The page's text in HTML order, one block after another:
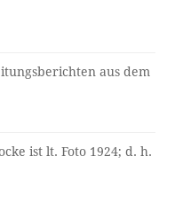
aus dem
ist lt. Foto 1924; d. h.